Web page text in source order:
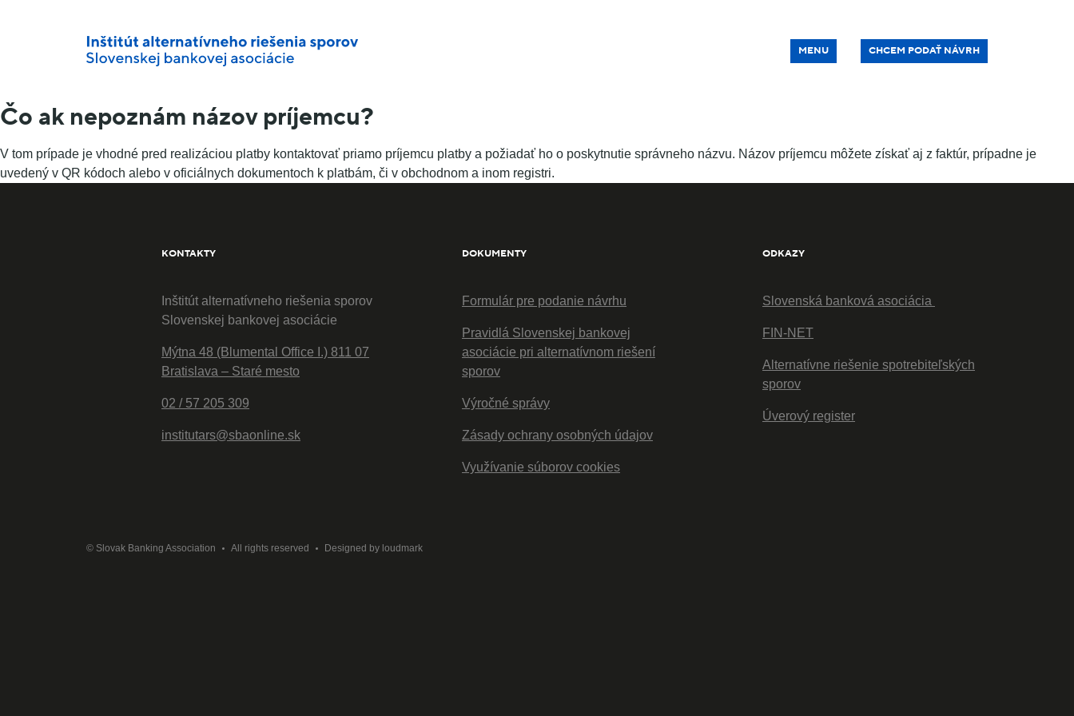
MENU CHCEM PODAŤ NÁVRH
Čo ak nepoznám názov príjemcu?
V tom prípade je vhodné pred realizáciou platby kontaktovať priamo príjemcu platby a požiadať ho o poskytnutie správneho názvu. Názov príjemcu môžete získať aj z faktúr, prípadne je
uvedený v QR kódoch alebo v oficiálnych dokumentoch k platbám, či v obchodnom a inom registri.
KONTAKTY
Inštitút alternatívneho riešenia sporov
Slovenskej bankovej asociácie
Mýtna 48 (Blumental Office I.) 811 07
Bratislava – Staré mesto
02 / 57 205 309
institutars@sbaonline.sk
DOKUMENTY
Formulár pre podanie návrhu
Pravidlá Slovenskej bankovej
asociácie pri alternatívnom riešení
sporov
Výročné správy
Zásady ochrany osobných údajov
Využívanie súborov cookies
ODKAZY
Slovenská banková asociácia
FIN-NET
Alternatívne riešenie spotrebiteľských
sporov
Úverový register
© Slovak Banking Association All rights reserved Designed by loudmark